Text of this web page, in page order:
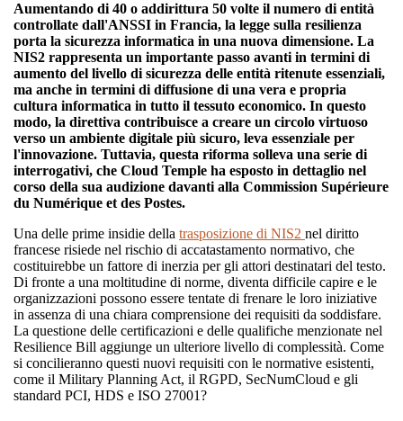
Aumentando di 40 o addirittura 50 volte il numero di entità
controllate dall'ANSSI in Francia, la legge sulla resilienza
porta la sicurezza informatica in una nuova dimensione. La
NIS2 rappresenta un importante passo avanti in termini di
aumento del livello di sicurezza delle entità ritenute essenziali,
ma anche in termini di diffusione di una vera e propria
cultura informatica in tutto il tessuto economico. In questo
modo, la direttiva contribuisce a creare un circolo virtuoso
verso un ambiente digitale più sicuro, leva essenziale per
l'innovazione. Tuttavia, questa riforma solleva una serie di
interrogativi, che Cloud Temple ha esposto in dettaglio nel
corso della sua audizione davanti alla Commission Supérieure
du Numérique et des Postes.
Una delle prime insidie della trasposizione di NIS2 nel diritto
francese risiede nel rischio di accatastamento normativo, che
costituirebbe un fattore di inerzia per gli attori destinatari del testo.
Di fronte a una moltitudine di norme, diventa difficile capire e le
organizzazioni possono essere tentate di frenare le loro iniziative
in assenza di una chiara comprensione dei requisiti da soddisfare.
La questione delle certificazioni e delle qualifiche menzionate nel
Resilience Bill aggiunge un ulteriore livello di complessità. Come
si concilieranno questi nuovi requisiti con le normative esistenti,
come il Military Planning Act, il RGPD, SecNumCloud e gli
standard PCI, HDS e ISO 27001?